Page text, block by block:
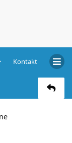
Kontakt